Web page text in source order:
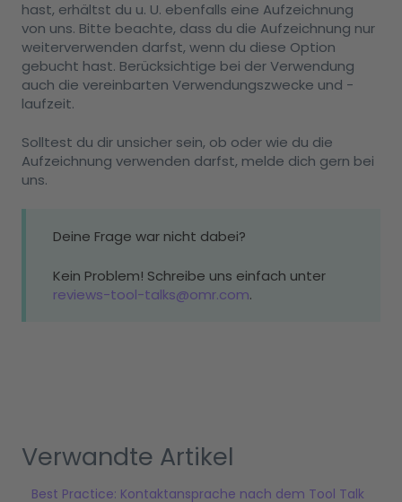
hast, erhältst du u. U. ebenfalls eine Aufzeichnung
von uns. Bitte beachte, dass du die Aufzeichnung nur
weiterverwenden darfst, wenn du diese Option
gebucht hast. Berücksichtige bei der Verwendung
auch die vereinbarten Verwendungszwecke und -
laufzeit.
Solltest du dir unsicher sein, ob oder wie du die
Aufzeichnung verwenden darfst, melde dich gern bei
uns.
Deine Frage war nicht dabei?
Kein Problem! Schreibe uns einfach unter
reviews-tool-talks@omr.com.
Verwandte Artikel
Best Practice: Kontaktansprache nach dem Tool Talk